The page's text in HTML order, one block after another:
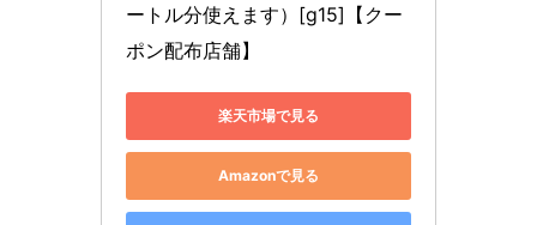
ートル分使えます）[g15]【クー
ポン配布店舗】
楽天市場で見る
Amazonで見る